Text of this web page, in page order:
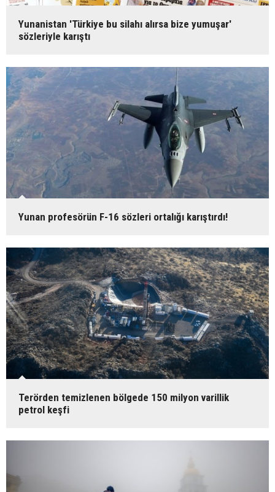
Yunanistan 'Türkiye bu silahı alırsa bize yumuşar'
sözleriyle karıştı
Yunan profesörün F-16 sözleri ortalığı karıştırdı!
Terörden temizlenen bölgede 150 milyon varillik
petrol keşfi